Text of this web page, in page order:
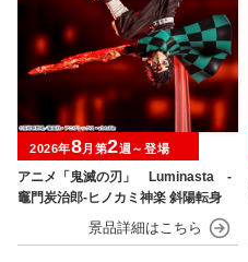
アニメ「鬼滅の刃」 Luminasta ‐
竈門炭治郎‐ヒノカミ神楽 斜陽転身
2026年8月第2週～登場